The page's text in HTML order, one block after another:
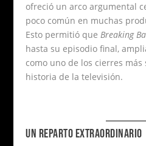
ofreció un arco argumental
poco común en muchas
Esto permitió queBreaking
hasta su episodio final,
como uno de los cierres
historia de la televisión.
UN REPARTO EXTRAORDINARIO